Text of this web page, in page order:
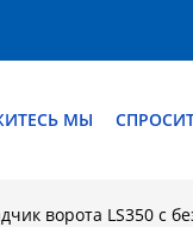
МЫ
ворота LS350 с